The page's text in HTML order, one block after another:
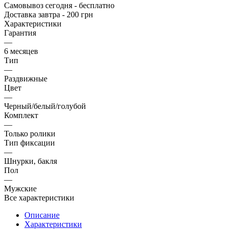
Самовывоз сегодня - бесплатно
Доставка завтра - 200 грн
Характеристики
Гарантия
—
6 месяцев
Тип
—
Раздвижные
Цвет
—
Черный/белый/голубой
Комплект
—
Только ролики
Тип фиксации
—
Шнурки, бакля
Пол
—
Мужские
Все характеристики
Описание
Характеристики